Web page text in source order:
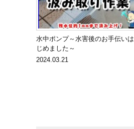
水中ポンプ～水害後のお手伝いは
じめました～
2024.03.21